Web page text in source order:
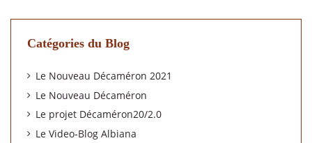
Catégories du Blog
Le Nouveau Décaméron 2021
Le Nouveau Décaméron
Le projet Décaméron20/2.0
Le Video-Blog Albiana